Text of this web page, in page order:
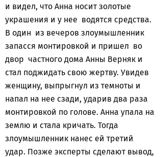
и видел, что Анна носит золотые
украшения и у нее водятся средства.
В один из вечеров злоумышленник
запасся монтировкой и пришел во
двор частного дома Анны Верняк и
стал поджидать свою жертву. Увидев
женщину, выпрыгнул из темноты и
напал на нее сзади, ударив два раза
монтировкой по голове. Анна упала на
землю и стала кричать. Тогда
злоумышленник нанес ей третий
удар. Позже эксперты сделают вывод,